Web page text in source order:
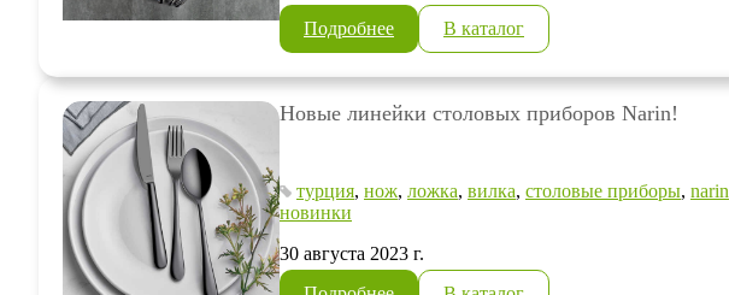
Подробнее
В каталог
Новые линейки столовых приборов Narin!
турция, нож, ложка, вилка, столовые приборы, narin
новинки
30 августа 2023 г.